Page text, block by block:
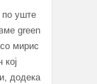
по уште
green
мирис
додека